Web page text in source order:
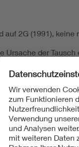
auf 2G (1991), keine
Ursache der
Downlink-
der Deutschen
kann bei
breitbandig,